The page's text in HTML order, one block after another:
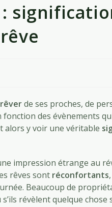
:
rêverde ses proches, de
fonction des évènements
alors y voir une véritable
impression étrange au
rêves sont réconfortants
Beaucoup de
révèlent quelque